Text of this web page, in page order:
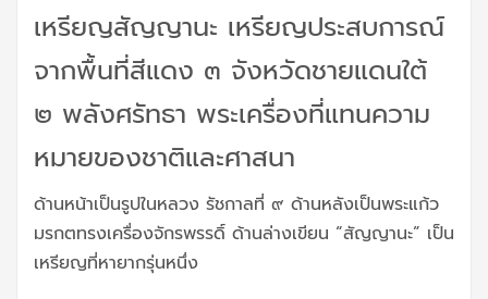
เหรียญสัญญานะ เหรียญประสบการณ์
จากพื้นที่สีแดง ๓ จังหวัดชายแดนใต้
๒ พลังศรัทธา พระเครื่องที่แทนความ
หมายของชาติและศาสนา
ด้านหน้าเป็นรูปในหลวง รัชกาลที่ ๙ ด้านหลังเป็นพระแก้ว
มรกตทรงเครื่องจักรพรรดิ์ ด้านล่างเขียน “สัญญานะ” เป็น
เหรียญที่หายากรุ่นหนึ่ง